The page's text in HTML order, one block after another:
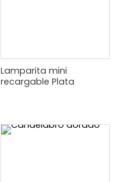
Lamparita mini
recargable Plata